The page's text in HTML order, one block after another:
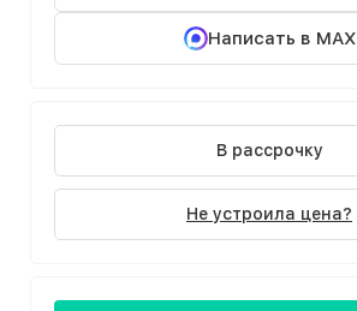
Написать в MAX
В рассрочку
Не устроила цена?